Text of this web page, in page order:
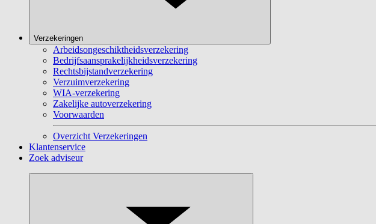
Verzekeringen
Arbeidsongeschiktheidsverzekering
Bedrijfsaansprakelijkheidsverzekering
Rechtsbijstandverzekering
Verzuimverzekering
WIA-verzekering
Zakelijke autoverzekering
Voorwaarden
Overzicht Verzekeringen
Klantenservice
Zoek adviseur